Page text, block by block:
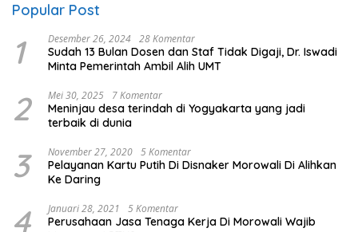
Popular Post
1 Desember 26, 2024 28 Komentar
Sudah 13 Bulan Dosen dan Staf Tidak Digaji, Dr. Iswadi
Minta Pemerintah Ambil Alih UMT
2 Mei 30, 2025 7 Komentar
Meninjau desa terindah di Yogyakarta yang jadi
terbaik di dunia
3 November 27, 2020 5 Komentar
Pelayanan Kartu Putih Di Disnaker Morowali Di Alihkan
Ke Daring
4 Januari 28, 2021 5 Komentar
Perusahaan Jasa Tenaga Kerja Di Morowali Wajib